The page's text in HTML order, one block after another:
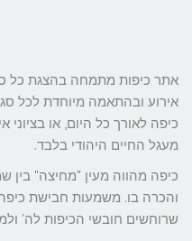
אתר כיפות מתמחה בהצגת כל
אירוע ובהתאמה מיוחדת לכל
כיפה לאורך כל היום, או
מעגל החיים היהודי בלבד.
כיפה מהווה מעין "מחיצה"
והכרה בו. משמעות חבישת
שרוחשים חובשי הכיפות לה'